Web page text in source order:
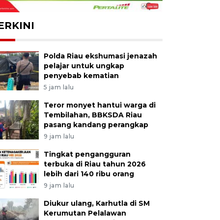
Polda Riau ekshumasi jenazah
pelajar untuk ungkap
penyebab kematian
5 jam lalu
Teror monyet hantui warga di
Tembilahan, BBKSDA Riau
pasang kandang perangkap
9 jam lalu
Tingkat pengangguran
terbuka di Riau tahun 2026
lebih dari 140 ribu orang
9 jam lalu
Diukur ulang, Karhutla di SM
Kerumutan Pelalawan